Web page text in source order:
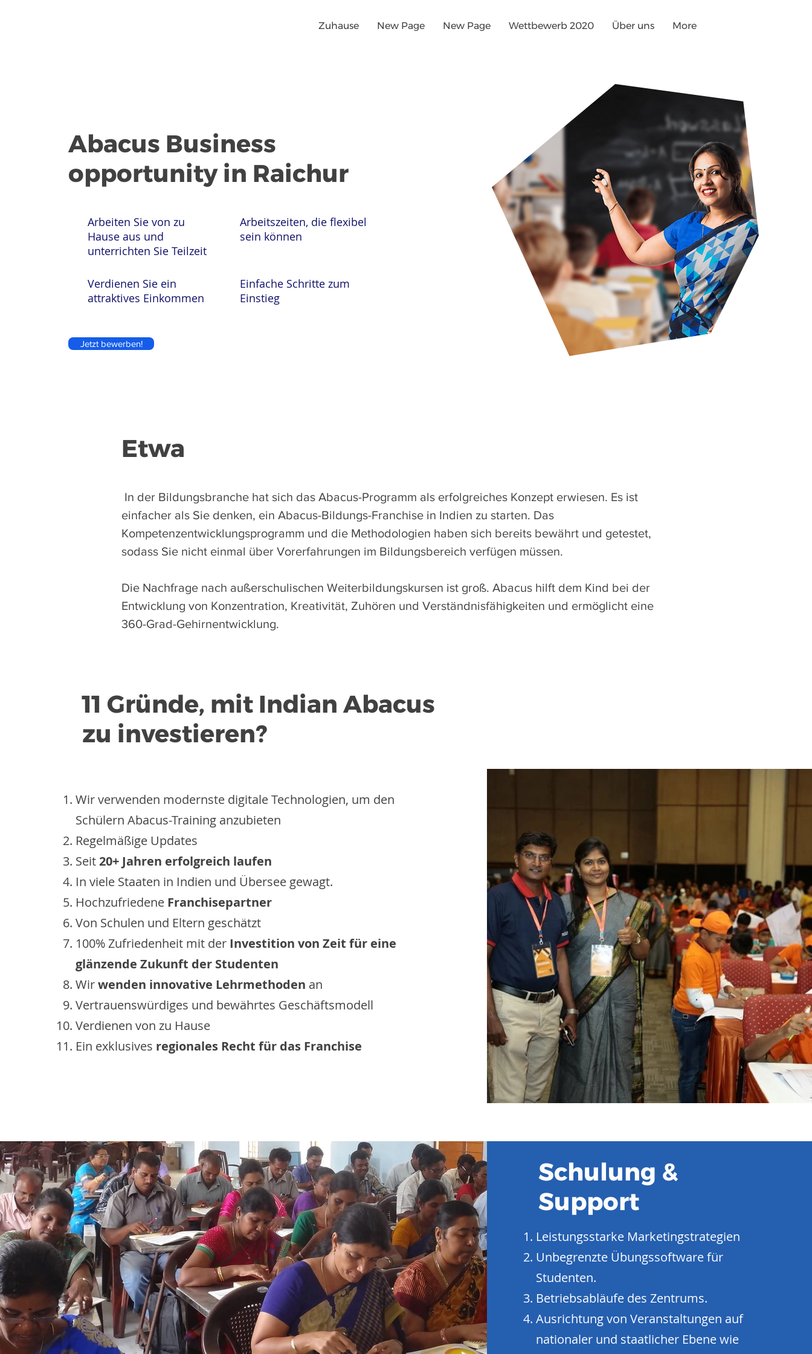
Abacus Business
opportunity in Raichur
Arbeiten Sie von zu
Hause aus und
unterrichten Sie Teilzeit
Arbeitszeiten, die flexibel
sein können
Verdienen Sie ein
attraktives Einkommen
Einfache Schritte zum
Einstieg
Jetzt bewerben!
Zuhause New Page New Page Wettbewerb 2020 Über uns More
Etwa
In der Bildungsbranche hat sich das Abacus-Programm als erfolgreiches Konzept erwiesen. Es ist
einfacher als Sie denken, ein Abacus-Bildungs-Franchise in Indien zu starten. Das
Kompetenzentwicklungsprogramm und die Methodologien haben sich bereits bewährt und getestet,
sodass Sie nicht einmal über Vorerfahrungen im Bildungsbereich verfügen müssen.
Die Nachfrage nach außerschulischen Weiterbildungskursen ist groß. Abacus hilft dem Kind bei der
Entwicklung von Konzentration, Kreativität, Zuhören und Verständnisfähigkeiten und ermöglicht eine
360-Grad-Gehirnentwicklung.
11 Gründe, mit Indian Abacus
zu investieren?
Wir verwenden modernste digitale Technologien, um den
Schülern Abacus-Training anzubieten
Regelmäßige Updates
Seit20+ Jahren erfolgreich laufen
In viele Staaten in Indien und Übersee gewagt.
Hochzufriedene Franchisepartner
Von Schulen und Eltern geschätzt
100% Zufriedenheit mit der Investition von Zeit für eine
glänzende Zukunft der Studenten
Wirwenden innovative Lehrmethoden an
Vertrauenswürdiges und bewährtes Geschäftsmodell
Verdienen von zu Hause
Ein exklusives regionales Recht für das Franchise
Schulung &
Support
Leistungsstarke Marketingstrategien
Unbegrenzte Übungssoftware für
Studenten.
Betriebsabläufe des Zentrums.
Ausrichtung von Veranstaltungen auf
nationaler und staatlicher Ebene wie